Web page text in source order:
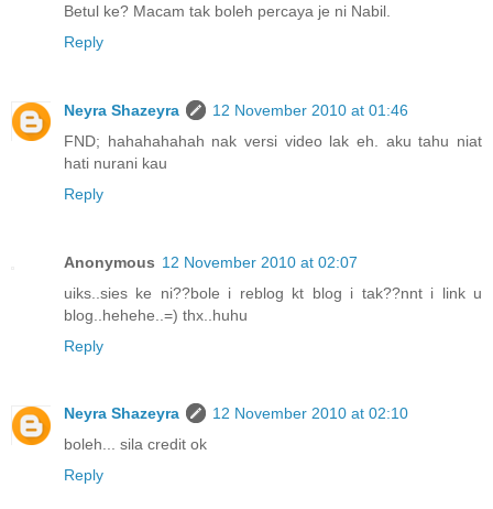
Betul ke? Macam tak boleh percaya je ni Nabil.
Reply
Neyra Shazeyra
12 November 2010 at 01:46
FND; hahahahahah nak versi video lak eh. aku tahu niat
hati nurani kau
Reply
Anonymous 12 November 2010 at 02:07
uiks..sies ke ni??bole i reblog kt blog i tak??nnt i link u
blog..hehehe..=) thx..huhu
Reply
Neyra Shazeyra
12 November 2010 at 02:10
boleh... sila credit ok
Reply